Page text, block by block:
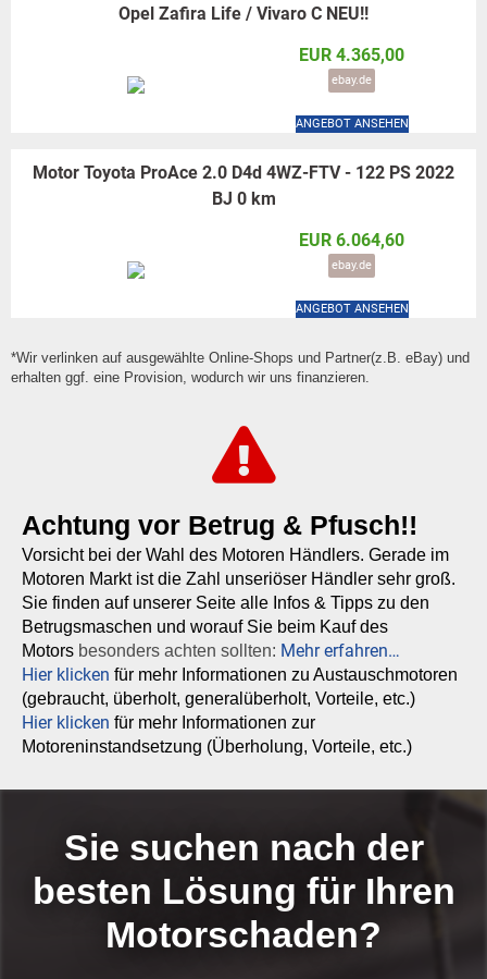
Opel Zafira Life / Vivaro C NEU!!
EUR 4.365,00
ebay.de
ANGEBOT ANSEHEN
Motor Toyota ProAce 2.0 D4d 4WZ-FTV - 122 PS 2022
BJ 0 km
EUR 6.064,60
ebay.de
ANGEBOT ANSEHEN
*Wir verlinken auf ausgewählte Online-Shops und Partner(z.B. eBay) und
erhalten ggf. eine Provision, wodurch wir uns finanzieren.
Achtung vor Betrug & Pfusch!!
Vorsicht bei der Wahl des Motoren Händlers. Gerade im
Motoren Markt ist die Zahl unseriöser Händler sehr groß.
Sie finden auf unserer Seite alle Infos & Tipps zu den
Betrugsmaschen und worauf Sie beim Kauf des
Motors besonders achten sollten: Mehr erfahren…
Hier klicken für mehr Informationen zu Austauschmotoren
(gebraucht, überholt, generalüberholt, Vorteile, etc.)
Hier klicken für mehr Informationen zur
Motoreninstandsetzung (Überholung, Vorteile, etc.)
Sie suchen nach der
besten Lösung für Ihren
Motorschaden?